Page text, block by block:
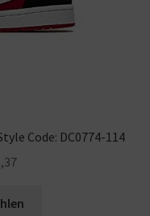
Code: DC0774-114